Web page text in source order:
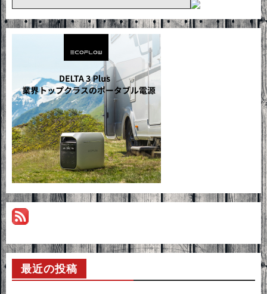
最近の投稿